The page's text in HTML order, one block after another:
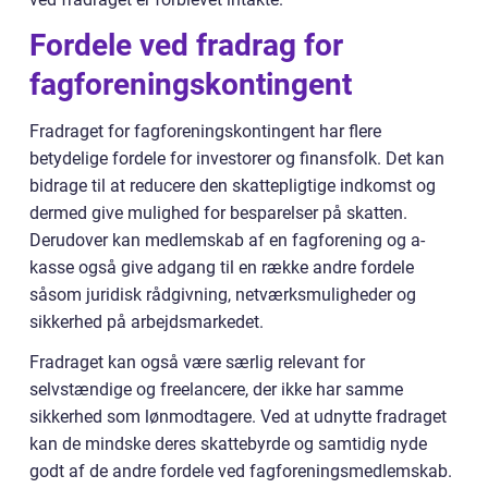
Fordele ved fradrag for
fagforeningskontingent
Fradraget for fagforeningskontingent har flere
betydelige fordele for investorer og finansfolk. Det kan
bidrage til at reducere den skattepligtige indkomst og
dermed give mulighed for besparelser på skatten.
Derudover kan medlemskab af en fagforening og a-
kasse også give adgang til en række andre fordele
såsom juridisk rådgivning, netværksmuligheder og
sikkerhed på arbejdsmarkedet.
Fradraget kan også være særlig relevant for
selvstændige og freelancere, der ikke har samme
sikkerhed som lønmodtagere. Ved at udnytte fradraget
kan de mindske deres skattebyrde og samtidig nyde
godt af de andre fordele ved fagforeningsmedlemskab.